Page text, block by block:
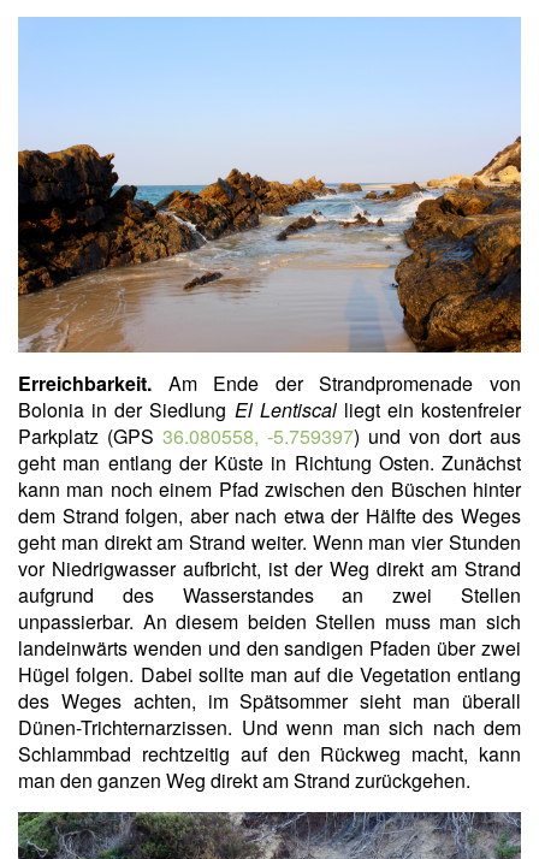
Erreichbarkeit. Am Ende der Strandpromenade von
Bolonia in der Siedlung El Lentiscalliegt ein kostenfreier
Parkplatz (GPS 36.080558, -5.759397) und von dort aus
geht man entlang der Küste in Richtung Osten. Zunächst
kann man noch einem Pfad zwischen den Büschen hinter
dem Strand folgen, aber nach etwa der Hälfte des Weges
geht man direkt am Strand weiter. Wenn man vier Stunden
vor Niedrigwasser aufbricht, ist der Weg direkt am Strand
aufgrund des Wasserstandes an zwei Stellen
unpassierbar. An diesem beiden Stellen muss man sich
landeinwärts wenden und den sandigen Pfaden über zwei
Hügel folgen. Dabei sollte man auf die Vegetation entlang
des Weges achten, im Spätsommer sieht man überall
Dünen-Trichternarzissen. Und wenn man sich nach dem
Schlammbad rechtzeitig auf den Rückweg macht, kann
man den ganzen Weg direkt am Strand zurückgehen.